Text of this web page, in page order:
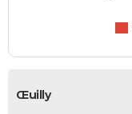
Œuilly